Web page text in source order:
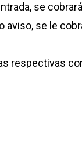
se cobrará
se le
respectivas